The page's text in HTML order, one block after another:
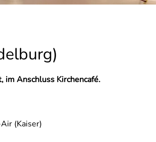
Anschluss Kirchencafé.
(Kaiser)